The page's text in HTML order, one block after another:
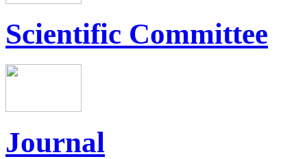
Scientific Committee
Journal